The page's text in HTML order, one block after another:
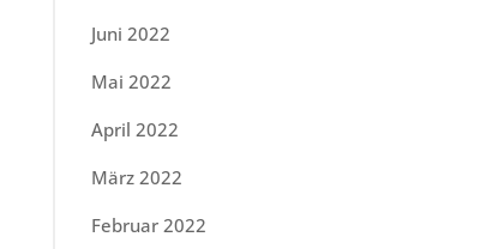
Juni 2022
Mai 2022
April 2022
März 2022
Februar 2022